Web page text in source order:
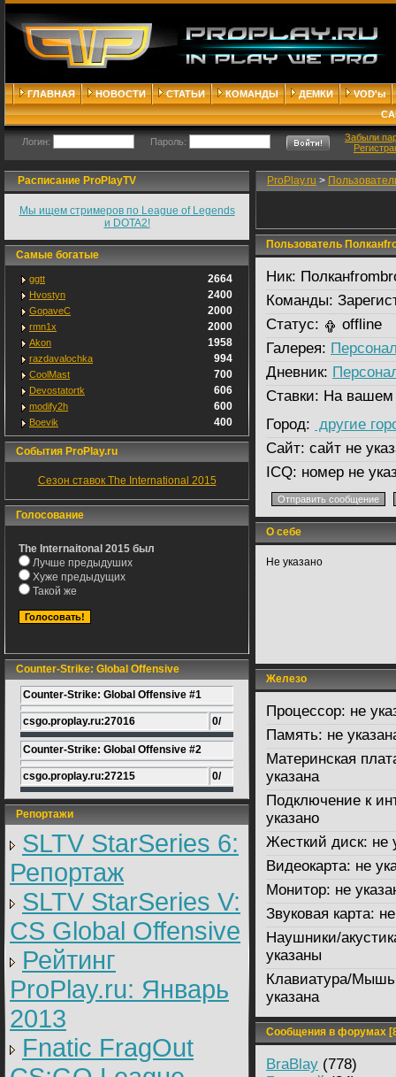
ГЛАВНАЯ НОВОСТИ СТАТЬИ КОМАНДЫ ДЕМКИ
VOD'ы
Логин: Пароль:
Забыли
Расписание ProPlayTV
Мы ищем стримеров по League of Legends
и DOTA2!
Самые богатые
ggtt 2664
Hvostyn 2400
GopaveC 2000
rmn1x 2000
Akon 1958
razdavalochka 994
CoolMast 700
Devostatortk 606
modify2h 600
Boevik 400
События ProPlay.ru
Сезон ставок The International 2015
Голосование
The Internaitonal 2015 был
Лучше предыдуших
Хуже предыдущих
Такой же
Counter-Strike: Global Offensive
Counter-Strike: Global Offensive #1
csgo.proplay.ru:27016 0/
Counter-Strike: Global Offensive #2
csgo.proplay.ru:27215 0/
Репортажи
SLTV StarSeries 6:
Репортаж
SLTV StarSeries V:
CS Global Offensive
Рейтинг
ProPlay.ru: Январь
2013
Fnatic FragOut
ProPlay.ru >
Пользователь
Ник:
Команды:
Статус:
offline
Галерея:
Дневник:
Ставки: На вашем
Город: другие
Сайт: сайт не
ICQ: номер не
О себе
Не указано
Железо
Процессор: не
Память: не
Материнская
указана
Подключение к
указано
Жесткий диск: не
Видеокарта: не
Монитор: не
Звуковая карта:
Наушники/
указаны
Клавиатура/
указана
Сообщения в форумах
BraBlay (778)